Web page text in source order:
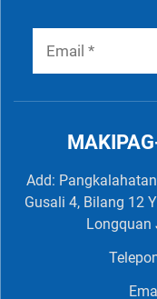
Add:
Gusali 4, Bilang 12
Longquan